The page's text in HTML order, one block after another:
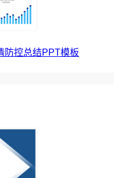
防控总结PPT模板